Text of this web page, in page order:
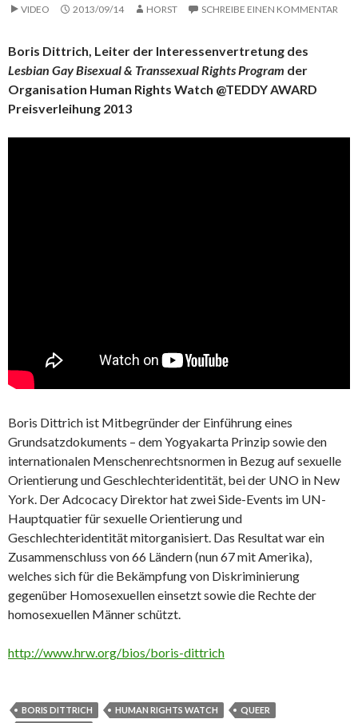
VIDEO 2013/09/14 HORST SCHREIBE EINEN KOMMENTAR
Boris Dittrich, Leiter der Interessenvertretung des
Lesbian Gay Bisexual & Transsexual Rights Program der
Organisation Human Rights Watch @TEDDY AWARD
Preisverleihung 2013
Boris Dittrich ist Mitbegründer der Einführung eines
Grundsatzdokuments – dem Yogyakarta Prinzip sowie den
internationalen Menschenrechtsnormen in Bezug auf sexuelle
Orientierung und Geschlechteridentität, bei der UNO in New
York. Der Adcocacy Direktor hat zwei Side-Events im UN-
Hauptquatier für sexuelle Orientierung und
Geschlechteridentität mitorganisiert. Das Resultat war ein
Zusammenschluss von 66 Ländern (nun 67 mit Amerika),
welches sich für die Bekämpfung von Diskriminierung
gegenüber Homosexuellen einsetzt sowie die Rechte der
homosexuellen Männer schützt.
http://www.hrw.org/bios/boris-dittrich
BORIS DITTRICH HUMAN RIGHTS WATCH
QUEER